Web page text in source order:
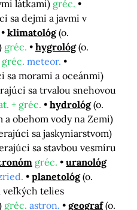
látkami) gréc.
sa dejmi a javmi v
klimatológ (o.
gréc. hygrológ (o.
gréc. meteor.
sa morami a oceánmi)
sa trvalou snehovou
+ gréc. hydrológ (o.
obehom vody na Zemi)
sa jaskyniarstvom)
sa stavbou vesmíru
gréc.
uranológ
planetológ (o.
veľkých telies
gréc. astron. geograf (o.